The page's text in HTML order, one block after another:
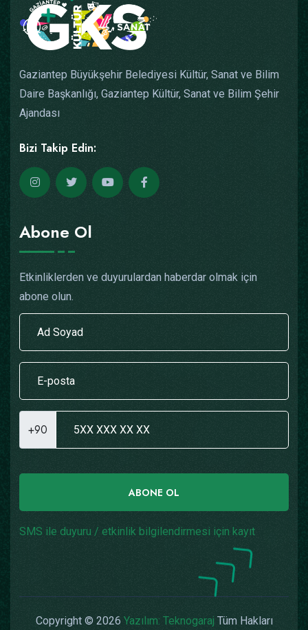
Gaziantep Büyükşehir Belediyesi Kültür, Sanat ve Bilim
Daire Başkanlığı, Gaziantep Kültür, Sanat ve Bilim Şehir
Ajandası
Bizi Takip Edin:
Abone Ol
Etkinliklerden ve duyurulardan haberdar olmak için
abone olun.
+90
ABONE OL
SMS ile duyuru / etkinlik bilgilendirmesi için kayıt
Copyright © 2026 Yazılım: Teknogaraj Tüm Hakları